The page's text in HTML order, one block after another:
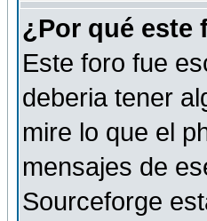
¿Por qué este
Este foro fue
deberia tener
mire lo que el
mensajes de
Sourceforge